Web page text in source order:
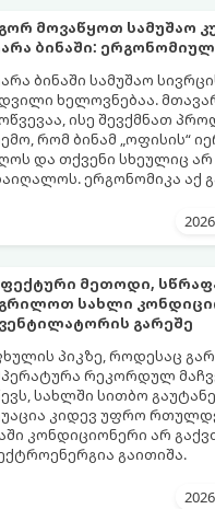
მოვაწყოთ სამუშაო
ბინაში:
ბინაში სამუშაო
ხელოვნებაა.
ისე შევქმნათ
რომ ბინამ „ოფისის“
და თქვენი სხეულიც არ
ერგონომიკა აქ
მეთოდი,
სახლი
გარეშე
პიკზე, როდესაც
რეკორდულ
სახლში სითბო
კიდევ უფრო
კონდიციონერი არ
გაითიშა.
და გამოცდილი